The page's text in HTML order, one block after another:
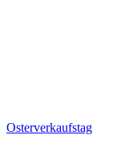
Osterverkaufstag